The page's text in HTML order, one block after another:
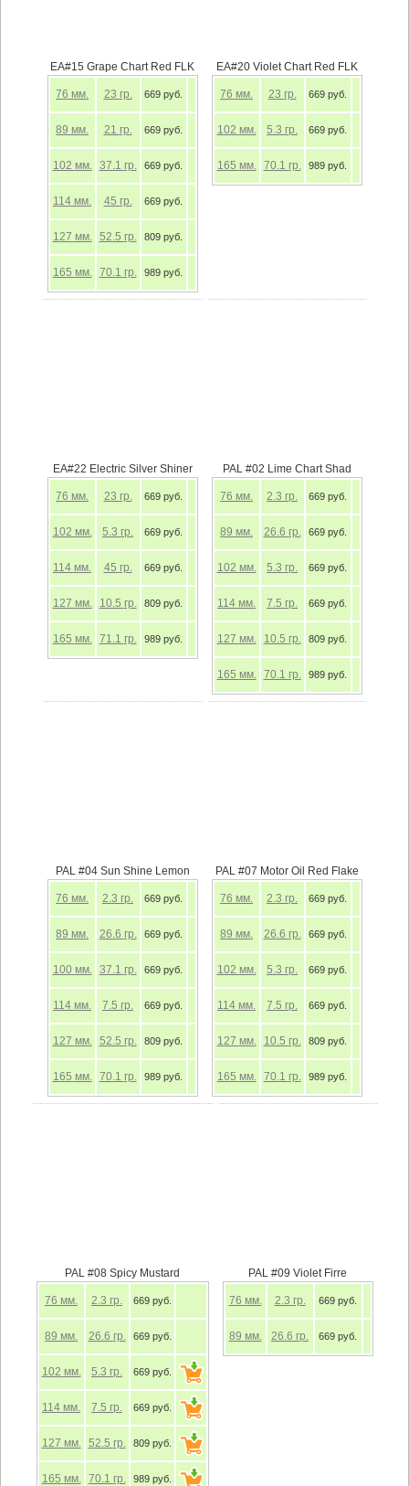
EA#15 Grape Chart Red FLK
76 мм. 23 гр. 669 руб.
89 мм. 21 гр. 669 руб.
102 мм. 37.1 гр. 669 руб.
114 мм. 45 гр. 669 руб.
127 мм. 52.5 гр. 809 руб.
165 мм. 70.1 гр. 989 руб.
EA#20 Violet Chart Red FLK
76 мм. 23 гр. 669 руб.
102 мм. 5.3 гр. 669 руб.
165 мм. 70.1 гр. 989 руб.
EA#22 Electric Silver Shiner
76 мм. 23 гр. 669 руб.
102 мм. 5.3 гр. 669 руб.
114 мм. 45 гр. 669 руб.
127 мм. 10.5 гр. 809 руб.
165 мм. 71.1 гр. 989 руб.
PAL #02 Lime Chart Shad
76 мм. 2.3 гр. 669 руб.
89 мм. 26.6 гр. 669 руб.
102 мм. 5.3 гр. 669 руб.
114 мм. 7.5 гр. 669 руб.
127 мм. 10.5 гр. 809 руб.
165 мм. 70.1 гр. 989 руб.
PAL #04 Sun Shine Lemon
76 мм. 2.3 гр. 669 руб.
89 мм. 26.6 гр. 669 руб.
100 мм. 37.1 гр. 669 руб.
114 мм. 7.5 гр. 669 руб.
127 мм. 52.5 гр. 809 руб.
165 мм. 70.1 гр. 989 руб.
PAL #07 Motor Oil Red Flake
76 мм. 2.3 гр. 669 руб.
89 мм. 26.6 гр. 669 руб.
102 мм. 5.3 гр. 669 руб.
114 мм. 7.5 гр. 669 руб.
127 мм. 10.5 гр. 809 руб.
165 мм. 70.1 гр. 989 руб.
PAL #08 Spicy Mustard
76 мм. 2.3 гр. 669 руб.
89 мм. 26.6 гр. 669 руб.
102 мм. 5.3 гр. 669 руб.
114 мм. 7.5 гр. 669 руб.
127 мм. 52.5 гр. 809 руб.
165 мм. 70.1 гр. 989 руб.
PAL #09 Violet Firre
76 мм. 2.3 гр. 669 руб.
89 мм. 26.6 гр. 669 руб.